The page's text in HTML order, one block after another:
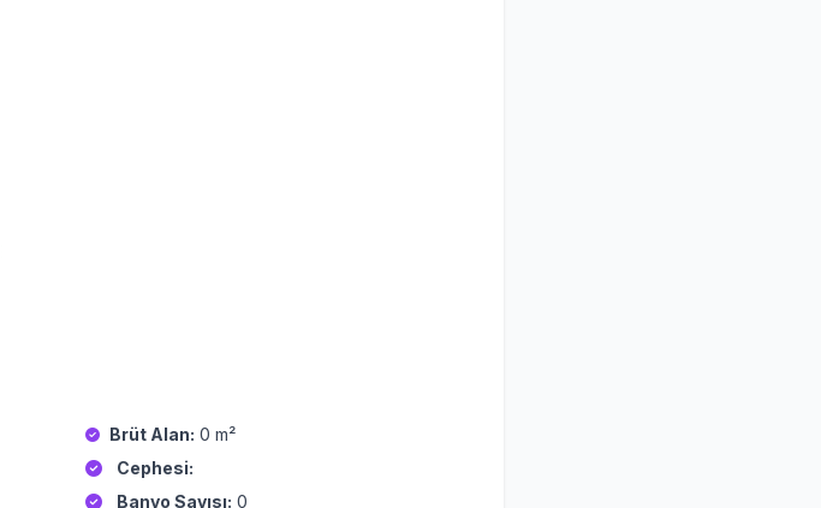
Brüt Alan: 0 m²
Cephesi:
Banyo Sayısı: 0